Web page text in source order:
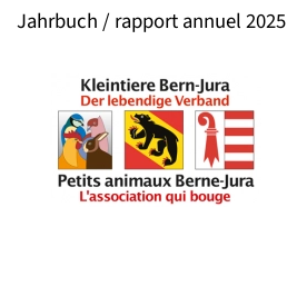
Jahrbuch / rapport annuel 2025